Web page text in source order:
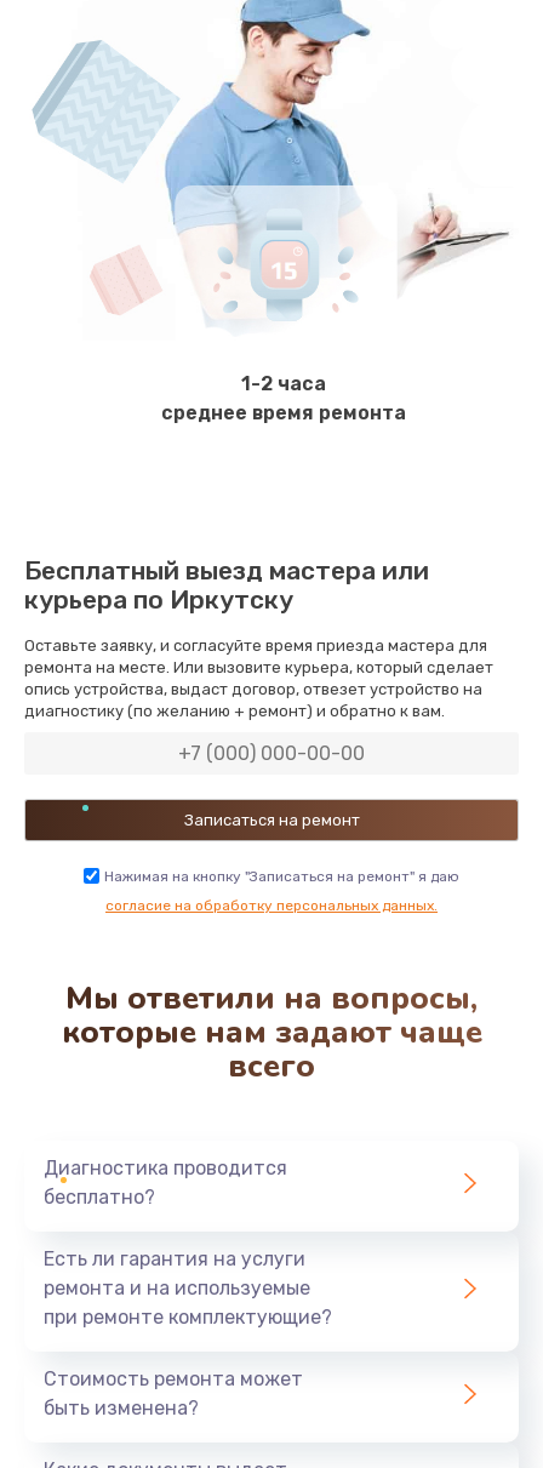
1-2 часа
среднее время ремонта
Бесплатный выезд мастера или
курьера по Иркутску
Оставьте заявку, и согласуйте время приезда мастера для
ремонта на месте. Или вызовите курьера, который сделает
опись устройства, выдаст договор, отвезет устройство на
диагностику (по желанию + ремонт) и обратно к вам.
Нажимая на кнопку "Записаться на ремонт" я даю
согласие на обработку персональных данных.
Мы ответили на вопросы,
которые нам задают чаще
всего
Диагностика проводится
бесплатно?
Есть ли гарантия на услуги
ремонта и на используемые
при ремонте комплектующие?
Стоимость ремонта может
быть изменена?